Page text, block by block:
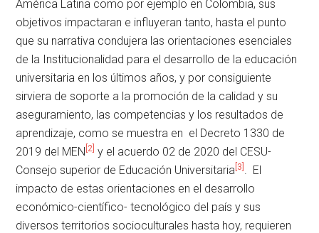
América Latina como por ejemplo en Colombia, sus
objetivos impactaran e influyeran tanto, hasta el punto
que su narrativa condujera las orientaciones esenciales
de la Institucionalidad para el desarrollo de la educación
universitaria en los últimos años, y por consiguiente
sirviera de soporte a la promoción de la calidad y su
aseguramiento, las competencias y los resultados de
aprendizaje, como se muestra en el Decreto 1330 de
2019 del MEN [2] y el acuerdo 02 de 2020 del CESU-
Consejo superior de Educación Universitaria [3]
. El
impacto de estas orientaciones en el desarrollo
económico-científico- tecnológico del país y sus
diversos territorios socioculturales hasta hoy, requieren